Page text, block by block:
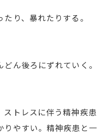
り、暴れたりする。
ん後ろにずれていく。
ストレスに伴う精神疾患
りやすい。精神疾患と一